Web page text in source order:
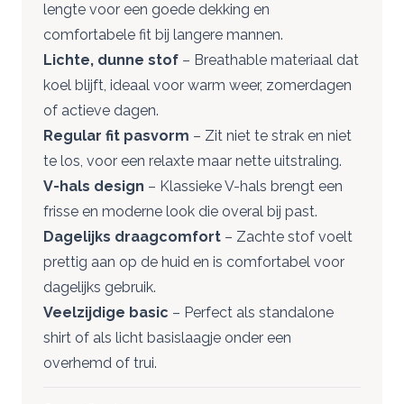
lengte voor een goede dekking en
comfortabele fit bij langere mannen.
Lichte, dunne stof – Breathable materiaal dat
koel blijft, ideaal voor warm weer, zomerdagen
of actieve dagen.
Regular fit pasvorm – Zit niet te strak en niet
te los, voor een relaxte maar nette uitstraling.
V-hals design – Klassieke V-hals brengt een
frisse en moderne look die overal bij past.
Dagelijks draagcomfort – Zachte stof voelt
prettig aan op de huid en is comfortabel voor
dagelijks gebruik.
Veelzijdige basic – Perfect als standalone
shirt of als licht basislaagje onder een
overhemd of trui.